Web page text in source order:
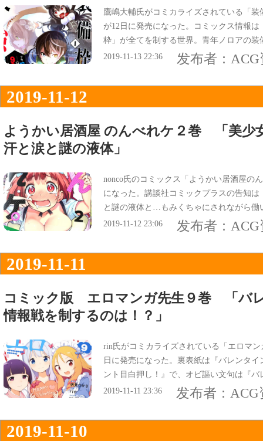
鷹嶋大輔氏がコミカライズされている「
が12日に発売になった。コミックス情報
枠」が全てを制する世界。青年ノロアの
2019-11-13 22:36
发布者：
2019-11-12
ようかい居酒屋 のんべれケ２巻 「美少
汗と涙と謎の液体」
nonco氏のコミックス「ようかい居酒屋の
になった。講談社コミックプラスの告知
と謎の液体と…もみくちゃにされながら働
2019-11-12 23:06
发布者：
2019-11-11
コミック版 エロマンガ先生９巻 「バ
情報戦を制するのは！？」
rin氏がコミカライズされている「エロマ
日に発売になった。裏表紙は『バレンタ
ント目白押し！』で、オビ謳い文句は『
コをかけた高度な情報戦を制するのは！？
2019-11-11 23:36 发布者： ACG
2019-11-10